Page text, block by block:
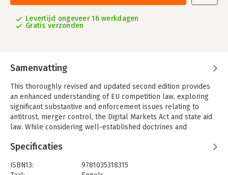
Levertijd ongeveer 16 werkdagen
Gratis verzonden
Samenvatting
This thoroughly revised and updated second edition provides
an enhanced understanding of EU competition law, exploring
significant substantive and enforcement issues relating to
antitrust, merger control, the Digital Markets Act and state aid
law. While considering well-established doctrines and
developments such as digitalisation, sustainability and
into competition law.
Specificaties
ISBN13:
9781035318315